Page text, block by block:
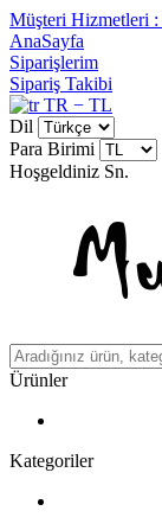
Müşteri Hizmetleri :
AnaSayfa
Siparişlerim
Sipariş Takibi
TR − TL
Dil
Para Birimi
Hoşgeldiniz Sn.
Ürünler
Kategoriler